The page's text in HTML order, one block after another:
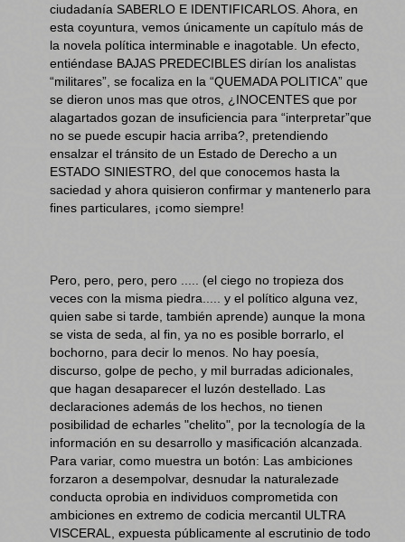
ciudadanía SABERLO E IDENTIFICARLOS. Ahora, en
esta coyuntura, vemos únicamente un capítulo más de
la novela política interminable e inagotable. Un efecto,
entiéndase BAJAS PREDECIBLES dirían los analistas
“militares”, se focaliza en la “QUEMADA POLITICA” que
se dieron unos mas que otros, ¿INOCENTES que por
alagartados gozan de insuficiencia para “interpretar”que
no se puede escupir hacia arriba?, pretendiendo
ensalzar el tránsito de un Estado de Derecho a un
ESTADO SINIESTRO, del que conocemos hasta la
saciedad y ahora quisieron confirmar y mantenerlo para
fines particulares, ¡como siempre!
Pero, pero, pero, pero ..... (el ciego no tropieza dos
veces con la misma piedra..... y el político alguna vez,
quien sabe si tarde, también aprende) aunque la mona
se vista de seda, al fin, ya no es posible borrarlo, el
bochorno, para decir lo menos. No hay poesía,
discurso, golpe de pecho, y mil burradas adicionales,
que hagan desaparecer el luzón destellado. Las
declaraciones además de los hechos, no tienen
posibilidad de echarles "chelito", por la tecnología de la
información en su desarrollo y masificación alcanzada.
Para variar, como muestra un botón: Las ambiciones
forzaron a desempolvar, desnudar la naturalezade
conducta oprobia en individuos comprometida con
ambiciones en extremo de codicia mercantil ULTRA
VISCERAL, expuesta públicamente al escrutinio de todo